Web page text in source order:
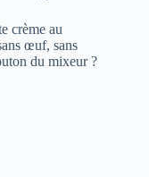
crème au
œuf, sans
du mixeur ?